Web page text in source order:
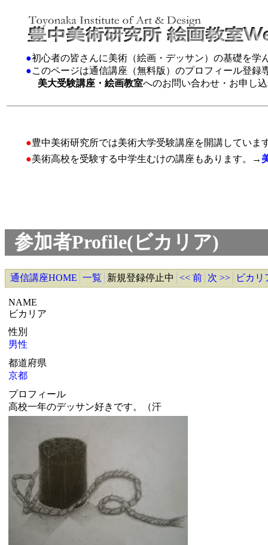
●初心者の皆さんに美術（絵画・デッサン）の基礎を
●このページは通信講座（無料版）のプロフィール登録
美大受験講座・絵画教室へのお問い合わせ・お申し
●豊中美術研究所では美術大学受験講座を開講していま
●美術高校を受験する中学生むけの講座もあります。→
参加者Profile(ビカリア)
通信講座HOME 一覧 新規登録停止中 << 前 次 >> ビカリ
NAME
ビカリア
性別
男性
都道府県
京都
プロフィール
高校一年のデッサン好きです。（汗